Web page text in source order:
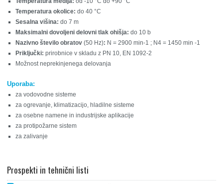
Temperatura okolice: do 40 °C
Sesalna višina: do 7 m
Maksimalni dovoljeni delovni tlak ohišja: do 10 b
Nazivno število obratov (50 Hz): N = 2900 min-1 ; N4 = 1450 min -1
Priključki: prirobnice v skladu z PN 10, EN 1092-2
Možnost neprekinjenega delovanja
Uporaba:
za vodovodne sisteme
za ogrevanje, klimatizacijo, hladilne sisteme
za osebne namene in industrijske aplikacije
za protipožarne sistem
za zalivanje
Prospekti in tehnični listi